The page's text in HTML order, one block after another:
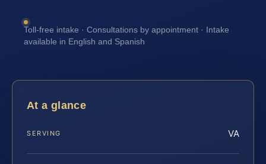
Toll-free intake · Consultations by appointment · Intake
available in English and Spanish
At a glance
SERVING VA